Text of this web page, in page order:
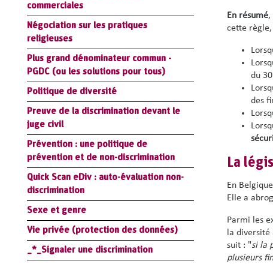
commerciales
Négociation sur les pratiques
religieuses
Plus grand dénominateur commun -
PGDC (ou les solutions pour tous)
Politique de diversité
Preuve de la discrimination devant le
juge civil
Prévention : une politique de
prévention et de non-discrimination
Quick Scan eDiv : auto-évaluation non-
discrimination
Sexe et genre
Vie privée (protection des données)
_*_Signaler une discrimination
En résumé,
cette
du
des
La
En
Elle a
Parmi les
la
suit : "si la
plusieurs